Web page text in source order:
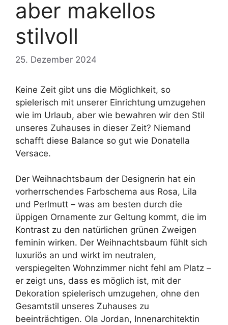
aber makellos
stilvoll
25. Dezember 2024
Keine Zeit gibt uns die Möglichkeit, so
spielerisch mit unserer Einrichtung umzugehen
wie im Urlaub, aber wie bewahren wir den Stil
unseres Zuhauses in dieser Zeit? Niemand
schafft diese Balance so gut wie Donatella
Versace.
Der Weihnachtsbaum der Designerin hat ein
vorherrschendes Farbschema aus Rosa, Lila
und Perlmutt – was am besten durch die
üppigen Ornamente zur Geltung kommt, die im
Kontrast zu den natürlichen grünen Zweigen
feminin wirken. Der Weihnachtsbaum fühlt sich
luxuriös an und wirkt im neutralen,
verspiegelten Wohnzimmer nicht fehl am Platz –
er zeigt uns, dass es möglich ist, mit der
Dekoration spielerisch umzugehen, ohne den
Gesamtstil unseres Zuhauses zu
beeinträchtigen. Ola Jordan, Innenarchitektin